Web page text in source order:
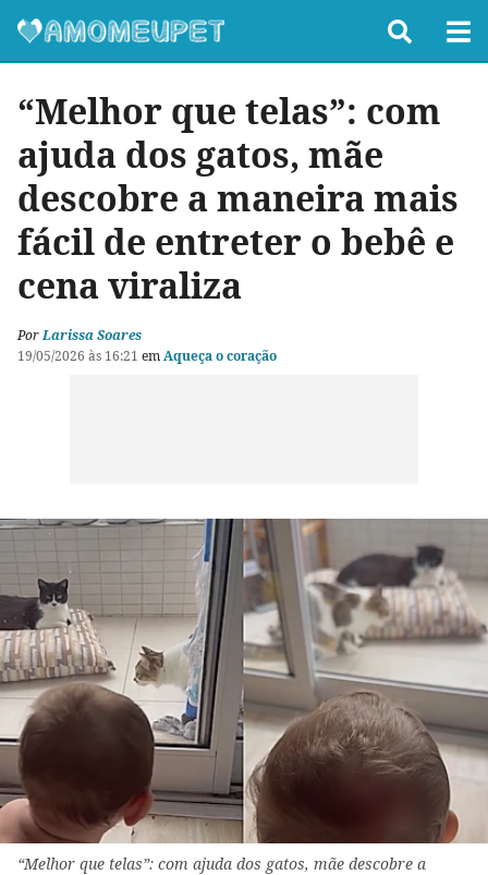
“Melhor que telas”: com
ajuda dos gatos, mãe
descobre a maneira mais
fácil de entreter o bebê e
cena viraliza
PorLarissa Soares
19/05/2026 às 16:21 emAqueça o coração
“Melhor que telas”: com ajuda dos gatos, mãe descobre a